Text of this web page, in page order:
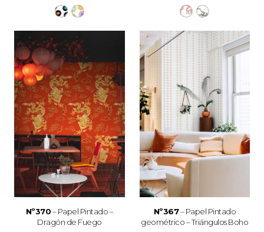
Nº370– Papel Pintado –
Dragón de Fuego
Nº367– Papel Pintado
geométrico – Triángulos Boho